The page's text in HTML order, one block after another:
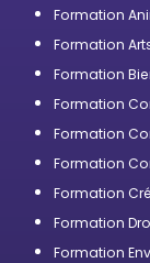
Formation
Formation
Formation
Formation
Formation
Formation
Formation
Formation
Formation